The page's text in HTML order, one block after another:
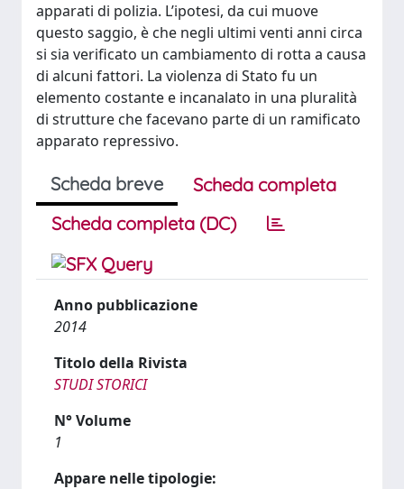
apparati di polizia. L’ipotesi, da cui muove
questo saggio, è che negli ultimi venti anni circa
si sia verificato un cambiamento di rotta a causa
di alcuni fattori. La violenza di Stato fu un
elemento costante e incanalato in una pluralità
di strutture che facevano parte di un ramificato
apparato repressivo.
Scheda breve
Scheda completa
Scheda completa (DC)
Anno pubblicazione
2014
Titolo della Rivista
STUDI STORICI
N° Volume
1
Appare nelle tipologie: